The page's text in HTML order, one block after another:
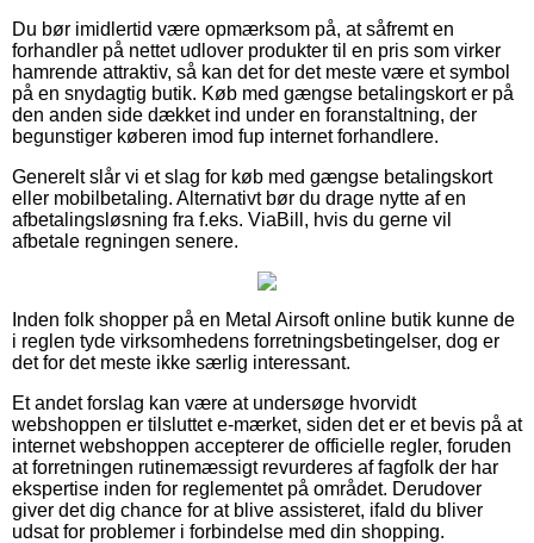
Du bør imidlertid være opmærksom på, at såfremt en
forhandler på nettet udlover produkter til en pris som virker
hamrende attraktiv, så kan det for det meste være et symbol
på en snydagtig butik. Køb med gængse betalingskort er på
den anden side dækket ind under en foranstaltning, der
begunstiger køberen imod fup internet forhandlere.
Generelt slår vi et slag for køb med gængse betalingskort
eller mobilbetaling. Alternativt bør du drage nytte af en
afbetalingsløsning fra f.eks. ViaBill, hvis du gerne vil
afbetale regningen senere.
Inden folk shopper på en Metal Airsoft online butik kunne de
i reglen tyde virksomhedens forretningsbetingelser, dog er
det for det meste ikke særlig interessant.
Et andet forslag kan være at undersøge hvorvidt
webshoppen er tilsluttet e-mærket, siden det er et bevis på at
internet webshoppen accepterer de officielle regler, foruden
at forretningen rutinemæssigt revurderes af fagfolk der har
ekspertise inden for reglementet på området. Derudover
giver det dig chance for at blive assisteret, ifald du bliver
udsat for problemer i forbindelse med din shopping.